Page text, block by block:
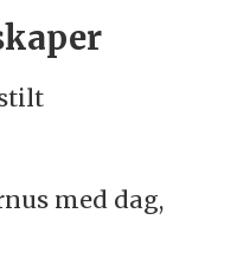
med dag,